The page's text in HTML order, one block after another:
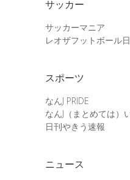
サッカー
サッカーマニア
レオザフットボール
スポーツ
なんJ PRIDE
なんJ（まとめては）
日刊やきう速報
ニュース